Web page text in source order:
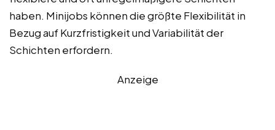
haben. Minijobs können die größte Flexibilität in
Bezug auf Kurzfristigkeit und Variabilität der
Schichten erfordern.
Anzeige